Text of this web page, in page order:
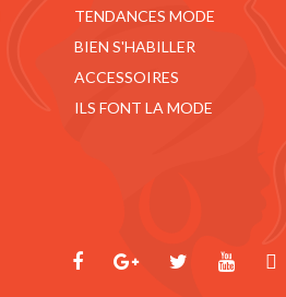
TENDANCES MODE
BIEN S'HABILLER
ACCESSOIRES
ILS FONT LA MODE